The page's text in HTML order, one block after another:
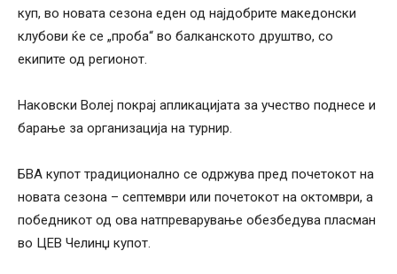
куп, во новата сезона еден од најдобрите македонски
клубови ќе се „проба“ во балканското друштво, со
екипите од регионот.
Наковски Волеј покрај апликацијата за учество поднесе и
барање за организација на турнир.
БВА купот традиционално се одржува пред почетокот на
новата сезона – септември или почетокот на октомври, а
победникот од ова натпреварување обезбедува пласман
во ЦЕВ Челинџ купот.